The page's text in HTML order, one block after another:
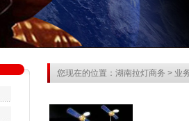
您现在的位置： 湖南拉灯商务 > 业